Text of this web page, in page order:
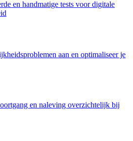
en handmatige tests voor digitale
aan en optimaliseer je
en naleving overzichtelijk bij